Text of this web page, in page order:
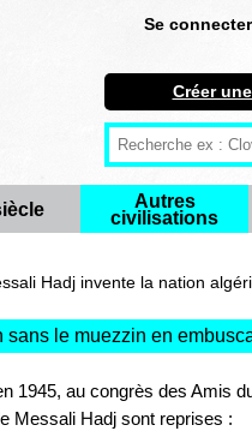
Se connecter
S'inscrire
Créer une
Antiquité
Moyen Age
Epoque
XXe siècle
Créer
Autres
civilisations
Hadj invente la nation
sans le muezzin en
1945, au congrès des Amis
Messali Hadj sont reprises :